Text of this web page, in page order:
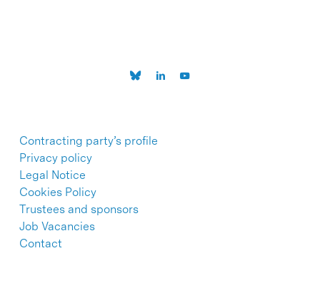
Contracting party’s profile
Privacy policy
Legal Notice
Cookies Policy
Trustees and sponsors
Job Vacancies
Contact